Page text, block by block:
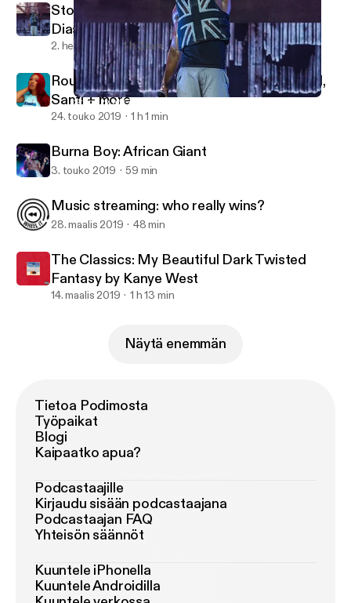
Stormzy at Glastonbury 2019, Goldlink's Diaspora + more
Wheel It
Stormzy at Glastonbury 2019, Goldlink's
Diaspora + more
2. heinä 2019 1 h 2 min
Round-up: Megan Thee Stallion, DJ Khaled,
Santi + more
24. touko 2019 1 h 1 min
Burna Boy: African Giant
3. touko 2019 59 min
Music streaming: who really wins?
28. maalis 2019 48 min
The Classics: My Beautiful Dark Twisted
Fantasy by Kanye West
14. maalis 2019 1 h 13 min
Näytä enemmän
Tietoa Podimosta
Työpaikat
Blogi
Kaipaatko apua?
Podcastaajille
Kirjaudu sisään podcastaajana
Podcastaajan FAQ
Yhteisön säännöt
Kuuntele iPhonella
Kuuntele Androidilla